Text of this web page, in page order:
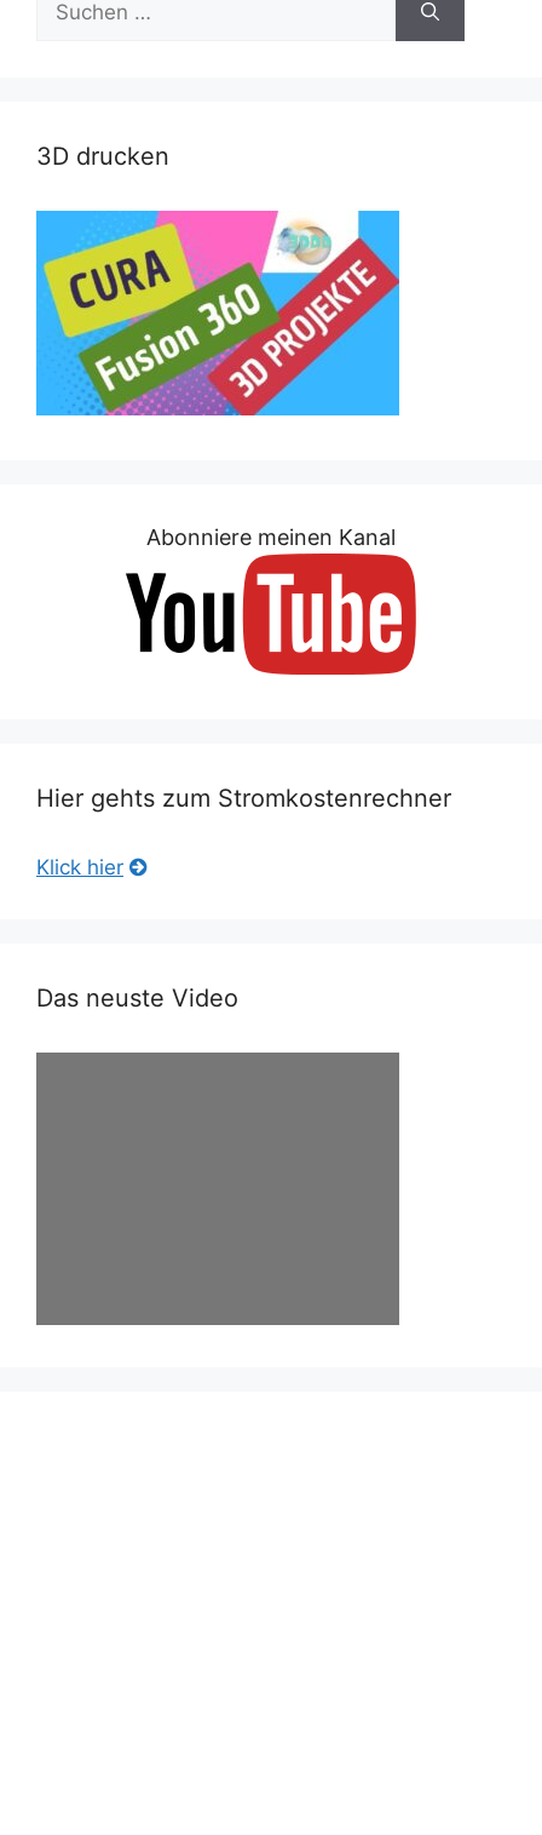
nach:
3D drucken
Abonniere meinen Kanal
Hier gehts zum Stromkostenrechner
Klick hier
Das neuste Video